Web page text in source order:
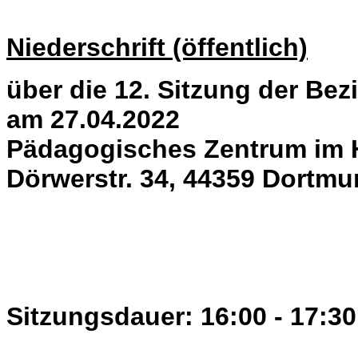
Niederschrift (öffentlich)
über die 12. Sitzung der
am 27.04.2022
Pädagogisches Zentrum im
Dörwerstr. 34, 44359
Sitzungsdauer: 16:00 -